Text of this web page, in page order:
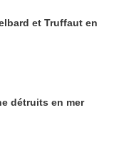
et Truffaut en
détruits en mer